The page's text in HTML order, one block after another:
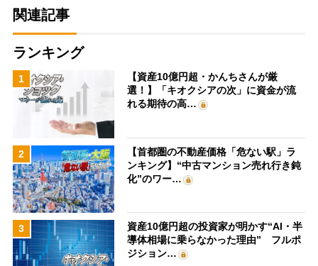
関連記事
ランキング
1
【資産10億円超・かんちさんが厳
選！】「キオクシアの次」に資金が流
れる期待の高…
2
【首都圏の不動産価格「危ない駅」ラ
ンキング】“中古マンション売れ行き鈍
化”のワー…
3
資産10億円超の投資家が明かす“AI・半
導体相場に乗らなかった理由” フルポ
ジション…